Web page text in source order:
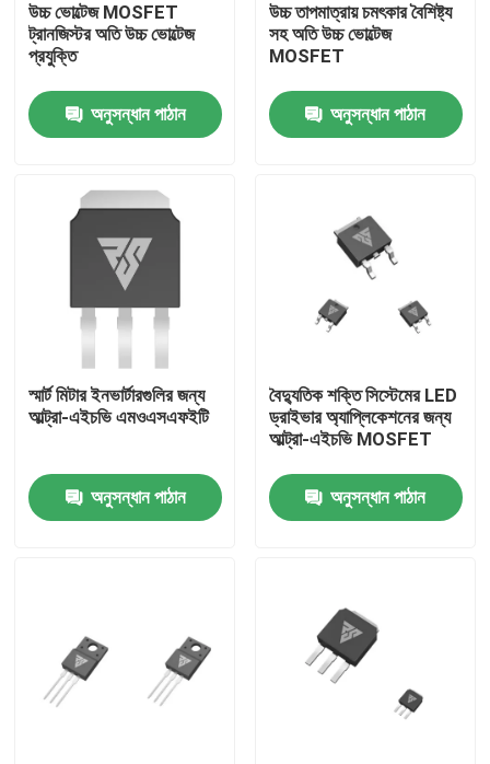
বাড়ি
আমাদের সম্পর্কে
কারখানা ভ্রমণ
মান নিয়ন্ত্রণ
আমাদের সাথে যোগাযোগ
উচ্চ ক্ষমতা MOSFET
উচ্চ ভোল্টেজ MOSFET
ট্রানজিস্টর অতি উচ্চ ভোল্টেজ
প্রযুক্তি
অনুসন্ধান পাঠান
উচ্চ তাপমাত্রায় চমৎকার বৈশিষ্ট্য
সহ অতি উচ্চ ভোল্টেজ
MOSFET
অনুসন্ধান পাঠান
স্মার্ট মিটার ইনভার্টারগুলির জন্য
আল্ট্রা-এইচভি এমওএসএফইটি
অনুসন্ধান পাঠান
বৈদ্যুতিক শক্তি সিস্টেমের LED
ড্রাইভার অ্যাপ্লিকেশনের জন্য
আল্ট্রা-এইচভি MOSFET
অনুসন্ধান পাঠান